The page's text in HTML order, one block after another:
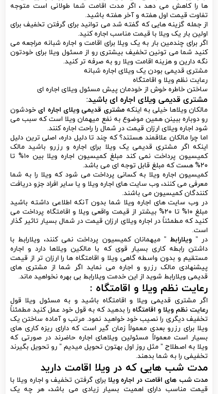
ها را کاهش می دهد ، اگر مدت اقامت شما طولانی است متوجه
تفاوت قیمت اول هفته و آخر هفته باشید.
از جمله گزینه هایی که گفته شد می توانید برای گرفتن تخفیف برای
اولین بار یک ویلا با قیمت مناسب اجاره کنید.
اگر برای چندمین بار به یک ویلا برای اقامت و اجاره شبانه مراجعه می
کنید شما می تونین تخفیف بیشتری رو از مسئول ویلا برای خودتون
نگه دارین و هزینه اقامت ویلا رو به صرفه تر کنید.
مشتری قدیمی بودن یک ویلای اجاره شبانه
رعایت نظم ویلا و اقامتگاه
ساختن خاطره خوش از خودمان پیش مسئول ویلای اجاره ای
مشتری قدیمی ویلای اجاره ای باشید:
مالکان ویلاها خیلی به اینکهمشتری قدیمی ویلای اجاره ای خودشون
رو دوباره ببینن همین موضوع به نفع میهمان ویلا است که سبب می
شود اجاره ویلای ارزان قیمت در شمال را راحت اجاره کنند.
اما چرا مالکان علاقمند هستند؟ که چند تا دلیل داره، اصلی ترین دلیل
اینکه اگر مشتری قدیمی یک ویلا برای اجاره و رزرو باشید مالک
کمیسیون پرداخت نمی کند مبلغ کمیسیون اجاره ویلا بین ۱۰% تا
۲۰% هست که مبلغ قابل توجه ای می باشد.
کمیسیون اجاره ویلا به کسانی پرداخت می شود که ویلا را به شما
معرفی می کنند، وب سایت های اجاره ویلا و یا سایر افراد جزو دریافت
کنندگان کمیسیون می باشند.
در وب سایت های اجاره ویلا شما بدون آنکه اطلاعی داشته باشید
مبلغ ۱۰% تا ۲۰% بیشتر از قیمت واقعی ویلا و اقامتگاه پرداخت می
کنید که مطمئناً در اجاره ویلای ارزان قیمت در شمال بسیار تاثیر گذار
است.
در ” ویلارابط ” میهمانان کمیسیون پرداخت نمی کنند، ویلارابط با
داشتن رابطه کاری بسیار قوی که با مالکین ویلاها دارد و اجاره
مستقیم و بدون واسطه گاهی ویلا و اقامتگاه ها را ارزان تر از قیمت
پیشنهادی مالک رزرو و اجاره می نماید اگر شما از مشتری های
قدیمی ویلارابط شوید از این خدمت ویلارابط بی بهره نخواهید ماند.
رعایت نظم ویلا و اقامتگاه :
اگر مشتری قدیمی ویلا و اقامتگاه باشید و به مسئول ویلا قول
رعایت نظم ویلا و اقامتگاه را بدهید که به قول خود عمل کنید مطمئناً
تخفیف دیگری را نصیب خود خواهید نمود. مرتب و آماده ساختن یک
ویلا برای رزرو بعدی معمولاً زمان گیر است که دارای ریزه کاری های
بسیار است معمولاً مسئولین ویلاهای اجاره حاضرند در صورتی که
ویلا به اصطلاح ” مثل روز اول بهتون تحویل میدیم ” رو تحویل بگیرند
تخفیفی را به شما بدهند.
مدت شب هایی که در ویلا اقامت دارید
مدت شب های اقامت در اجاره ویلا برای گرفتن تخفیف و اجاره ویلا با
قیمت مناسب دارای اهمیت بسیار زیادی می باشد، هر چه یک